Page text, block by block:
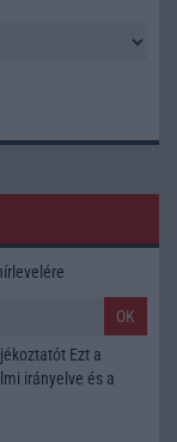
OK
Ezt a
irányelve és a